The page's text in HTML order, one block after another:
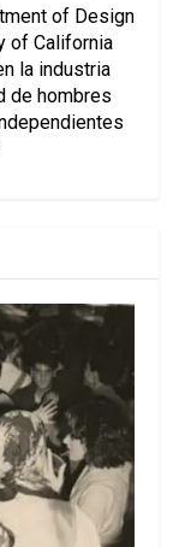
of Design
of California
la industria
de hombres